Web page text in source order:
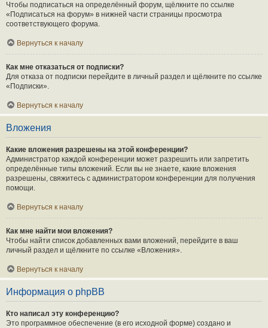
Чтобы подписаться на определённый форум, щёлкните по ссылке
«Подписаться на форум» в нижней части страницы просмотра
соответствующего форума.
Вернуться к началу
Как мне отказаться от подписки?
Для отказа от подписки перейдите в личный раздел и щёлкните по ссылке
«Подписки».
Вернуться к началу
Вложения
Какие вложения разрешены на этой конференции?
Администратор каждой конференции может разрешить или запретить
определённые типы вложений. Если вы не знаете, какие вложения
разрешены, свяжитесь с администратором конференции для получения
помощи.
Вернуться к началу
Как мне найти мои вложения?
Чтобы найти список добавленных вами вложений, перейдите в ваш
личный раздел и щёлкните по ссылке «Вложения».
Вернуться к началу
Информация о phpBB
Кто написал эту конференцию?
Это программное обеспечение (в его исходной форме) создано и